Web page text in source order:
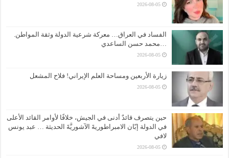
2026-08-05
الفساد في العراق… معركة شرعية الدولة وثقة المواطن.
…محمد حسن الساعدي
2026-08-05
زيارة الأربعين ومساحة العلم الإيراني! فلاح المشعل
2026-08-05
حين يتصرف قائدٌ أدنى في الجيش، خلافًا لأوامر القائد الأعلى
في الدولة إبّان الامبراطوريةَ الآشوريَّةَ الحديثة … عبد يونس
لافي
2026-08-05